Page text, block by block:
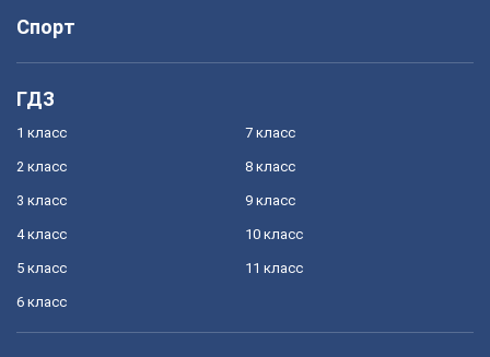
Спорт
ГДЗ
1 класс
2 класс
3 класс
4 класс
5 класс
6 класс
7 класс
8 класс
9 класс
10 класс
11 класс